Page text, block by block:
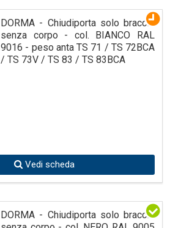
DORMA - Chiudiporta solo braccio
senza corpo - col. BIANCO RAL
9016 - peso anta TS 71 / TS 72BCA
/ TS 73V / TS 83 / TS 83BCA
Vedi scheda
DORMA - Chiudiporta solo braccio